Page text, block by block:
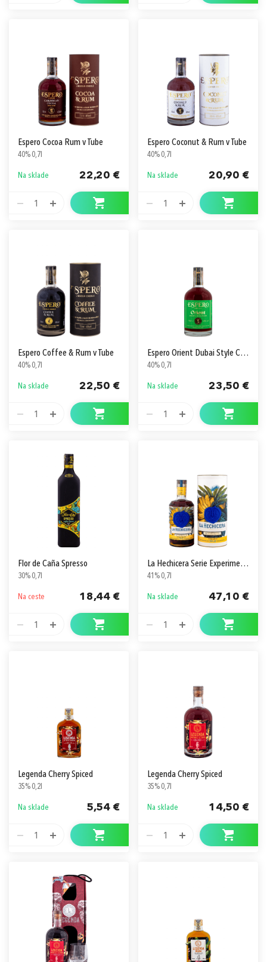
Espero Cocoa Rum v Tube
40% 0,7l
Na sklade 22,20 €
1
Espero Coconut & Rum v Tube
40% 0,7l
Na sklade 20,90 €
1
Espero Coffee & Rum v Tube
40% 0,7l
Na sklade 22,50 €
1
Espero Orient Dubai Style Chocolate & Rum
40% 0,7l
Na sklade 23,50 €
1
Flor de Caña Spresso
30% 0,7l
Na ceste 18,44 €
1
La Hechicera Serie Experimental No. 2 Banana Infused
41% 0,7l
Na sklade 47,10 €
1
Legenda Cherry Spiced
35% 0,2l
Na sklade 5,54 €
1
Legenda Cherry Spiced
35% 0,7l
Na sklade 14,50 €
1